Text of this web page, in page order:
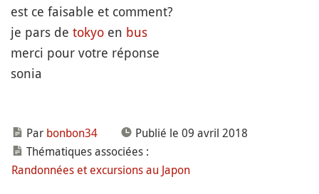
est ce faisable et comment?
je pars de tokyo en bus
merci pour votre réponse
sonia
Par bonbon34
Publié le 09 avril 2018
Thématiques associées :
Randonnées et excursions au Japon